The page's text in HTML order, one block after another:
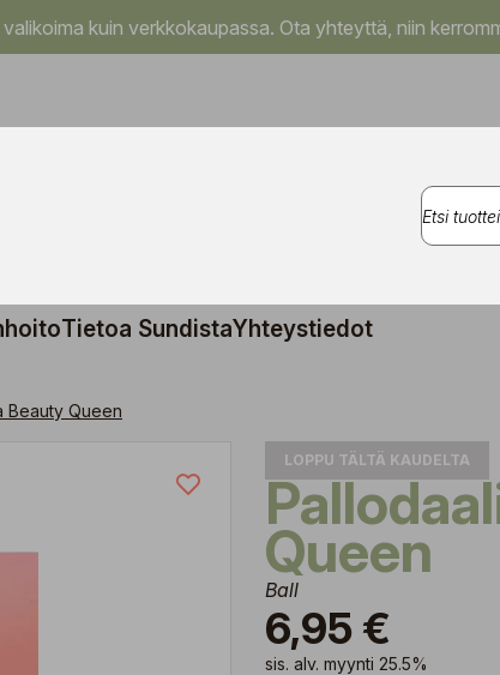
kuin verkkokaupassa. Ota yhteyttä, niin
Tietoa SundistaYhteystiedot
Beauty Queen
LOPPU TÄLTÄ KAUDELTA
Pallodaalia Beauty
Queen
Ball
6,95 €
sis. alv. myynti 25.5%